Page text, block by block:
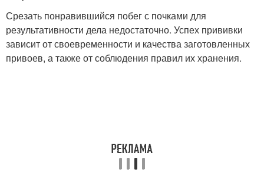
Срезать понравившийся побег с почками для
результативности дела недостаточно. Успех прививки
зависит от своевременности и качества заготовленных
привоев, а также от соблюдения правил их хранения.